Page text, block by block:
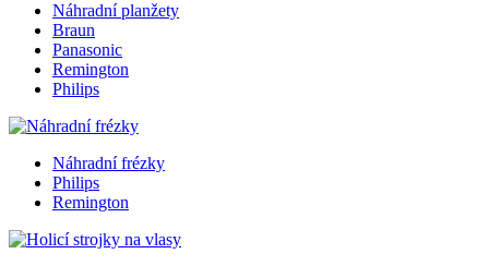
Náhradní planžety
Braun
Panasonic
Remington
Philips
Náhradní frézky
Philips
Remington